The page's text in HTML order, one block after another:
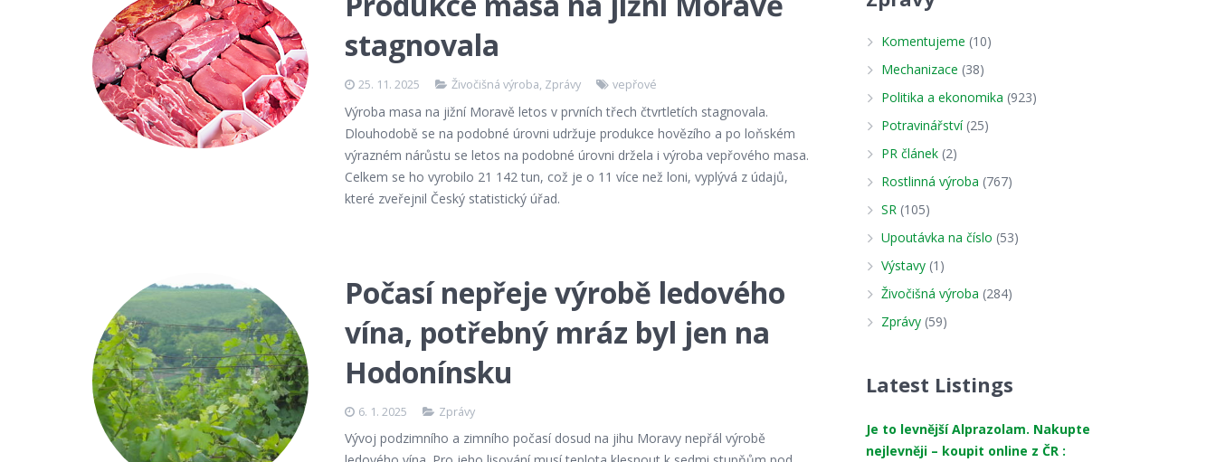
stagnovala
25. 11. 2025 Živočišná výroba, Zprávy vepřové
Výroba masa na jižní Moravě letos v prvních třech čtvrtletích stagnovala.
Dlouhodobě se na podobné úrovni udržuje produkce hovězího a po loňském
výrazném nárůstu se letos na podobné úrovni držela i výroba vepřového masa.
Celkem se ho vyrobilo 21 142 tun, což je o 11 více než loni, vyplývá z údajů,
které zveřejnil Český statistický úřad.
Počasí nepřeje výrobě ledového
vína, potřebný mráz byl jen na
Hodonínsku
6. 1. 2025 Zprávy
Vývoj podzimního a zimního počasí dosud na jihu Moravy nepřál výrobě
Komentujeme (10)
Mechanizace (38)
Politika a ekonomika (923)
Potravinářství(25)
PR článek(2)
Rostlinná výroba (767)
SR(105)
Upoutávka na číslo (53)
Výstavy(1)
Živočišná výroba (284)
Zprávy(59)
Latest Listings
Je to levnější Alprazolam. Nakupte
nejlevněji – koupit online z ČR :